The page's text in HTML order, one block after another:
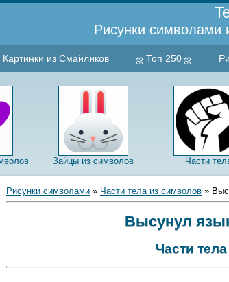
Рисунки символами
Картинки из Смайликов ஜ Топ 250 ஜ
Зайцы из символов Части
Рисунки символами » Части тела из символов »
Высунул
Части